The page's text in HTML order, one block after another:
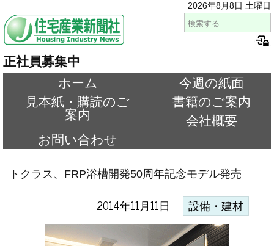
2026年8月8日 土曜日
正社員募集中
ホーム
今週の紙面
見本紙・購読のご
案内
書籍のご案内
会社概要
お問い合わせ
トクラス、FRP浴槽開発50周年記念モデル発売
2014年11月11日 設備・建材